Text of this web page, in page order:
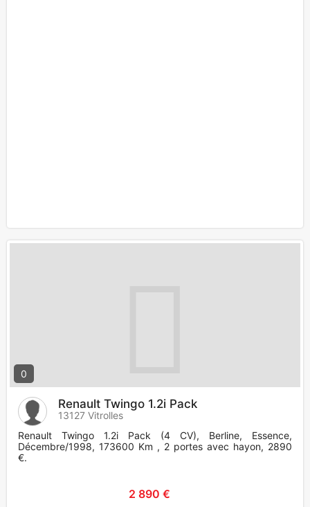
0
Renault Twingo 1.2i Pack
13127 Vitrolles
Renault Twingo 1.2i Pack (4 CV), Berline, Essence,
Décembre/1998, 173600 Km , 2 portes avec hayon, 2890
€.
2 890 €